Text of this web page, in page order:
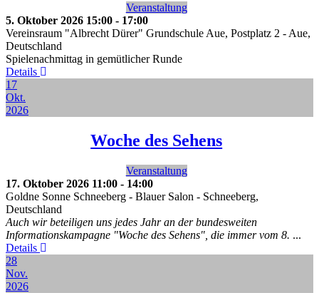
Veranstaltung
5. Oktober 2026 15:00 - 17:00
Vereinsraum "Albrecht Dürer" Grundschule Aue, Postplatz 2 - Aue,
Deutschland
Spielenachmittag in gemütlicher Runde
Details
17
Okt.
2026
Woche des Sehens
Veranstaltung
17. Oktober 2026 11:00 - 14:00
Goldne Sonne Schneeberg - Blauer Salon - Schneeberg,
Deutschland
Auch wir beteiligen uns jedes Jahr an der bundesweiten
Informationskampagne "Woche des Sehens", die immer vom 8. ...
Details
28
Nov.
2026